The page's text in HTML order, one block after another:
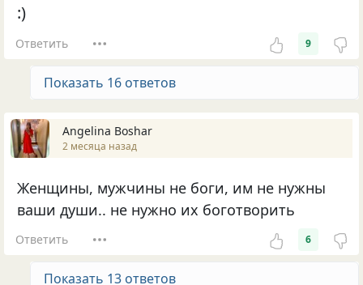
:)
Ответить 9
Показать 16 ответов
Angelina Boshar
2 месяца назад
Женщины, мужчины не боги, им не нужны
ваши души.. не нужно их боготворить
Ответить 6
Показать 13 ответов